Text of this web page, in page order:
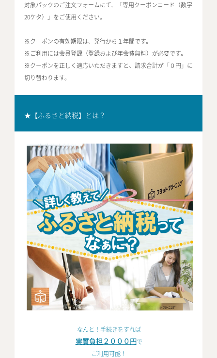
対象パックのご注文フォームにて、「専用クーポンコード（数字
20ケタ）」をご使用ください。
※クーポンの有効期限は、発行から１年間です。
※ご利用には会員登録（登録および年会費無料）が必要です。
※クーポンを正しく適応いただきますと、請求合計が「０円」に
切り替わります。
★【ふるさと納税】とは？
なんと！ 手続きをすれば
実質負担２０００円で
ご利用可能！